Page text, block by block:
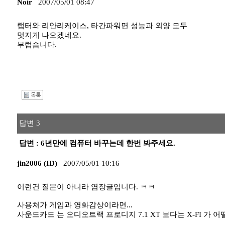
Noir 2007/05/01 08:47
랩터와 리안리케이스, 타간파워면 성능과 외양 모두
멋지게 나오겠네요.
부럽습니다.
답변 3
답변 : 6년만에 컴퓨터 바꾸는데 한번 봐주세요.
jin2006 (ID) 2007/05/01 10:16
이런건 질문이 아니라 염장글입니다. ㅋㅋ
사용처가 게임과 영화감상이라면...
사운드카드 는 오디오트랙 프로디지 7.1 XT 보다는 X-FI 가 어